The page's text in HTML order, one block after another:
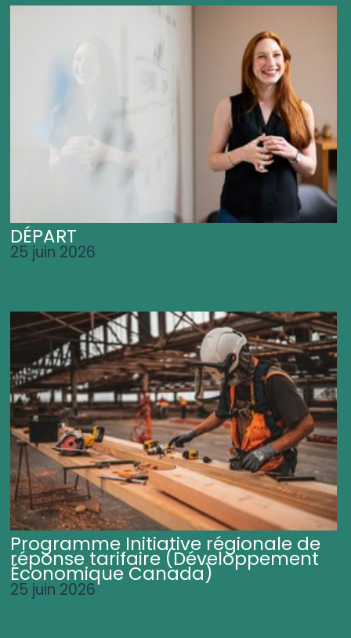
DÉPART
25 juin 2026
Programme Initiative régionale de
réponse tarifaire (Développement
Économique Canada)
25 juin 2026